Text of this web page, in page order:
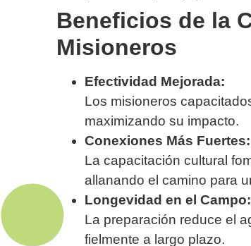
Beneficios de la
Misioneros
Efectividad Mejorada:
Los misioneros
maximizando su impacto.
Conexiones Más Fuertes:
La capacitación cultural
allanando el camino para
Longevidad en el Campo:
La preparación reduce el
fielmente a largo plazo.